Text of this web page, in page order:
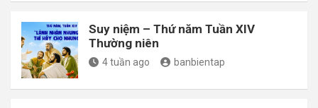
Suy niệm – Thứ năm Tuần XIV
Thường niên
4 tuần ago banbientap